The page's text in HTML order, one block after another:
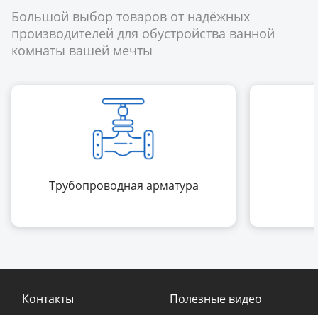
Большой выбор товаров от надёжных
производителей для обустройства ванной
комнаты вашей мечты
Трубопроводная арматура
Контакты
Полезные видео